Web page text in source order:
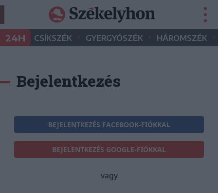
24H CSÍKSZÉK • GYERGYÓSZÉK • HÁROMSZÉK •
Bejelentkezés
BEJELENTKEZÉS FACEBOOK-FIÓKKAL
BEJELENTKEZÉS GOOGLE-FIÓKKAL
vagy